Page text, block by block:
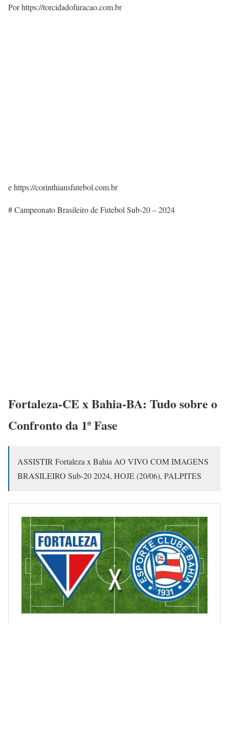
Por https://torcidadofuracao.com.br
e https://corinthiansfutebol.com.br
# Campeonato Brasileiro de Futebol Sub-20 – 2024
Fortaleza-CE x Bahia-BA: Tudo sobre o
Confronto da 1ª Fase
ASSISTIR Fortaleza x Bahia AO VIVO COM IMAGENS
BRASILEIRO Sub-20 2024, HOJE (20/06), PALPITES